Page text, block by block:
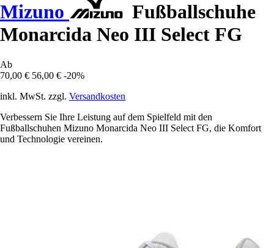
Mizuno
Fußballschuhe
Monarcida Neo III Select FG
Ab
70,00 € 56,00 € -20%
inkl. MwSt. zzgl. Versandkosten
Verbessern Sie Ihre Leistung auf dem Spielfeld mit den
Fußballschuhen Mizuno Monarcida Neo III Select FG, die Komfort
und Technologie vereinen.